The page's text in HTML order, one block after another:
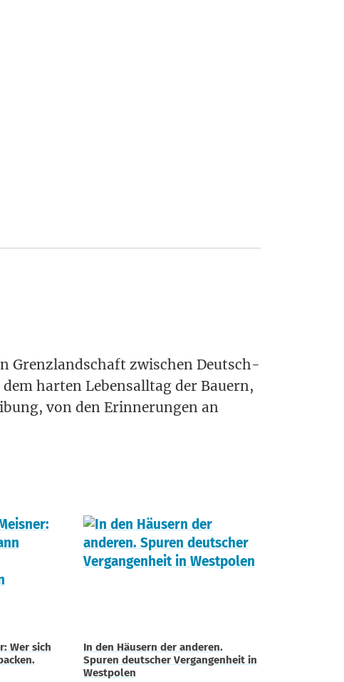
Grenz­land­schaft zwi­schen Deutsch­
dem har­ten Lebens­all­tag der Bau­ern,
von den Erin­ne­run­gen an
Wer sich
In den Häusern der anderen.
Spuren deutscher Vergangenheit in
Westpolen